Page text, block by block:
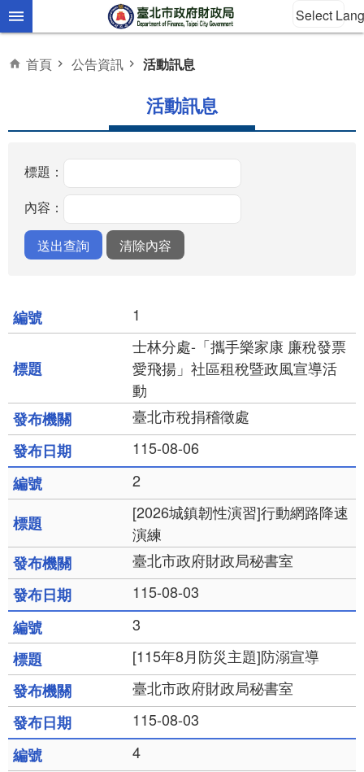
跳到主要內容區塊 Select
首頁 公告資訊 活動訊息
活動訊息
標題：
內容：
1
士林分處-「攜手樂家康 廉稅發票
愛飛揚」社區租稅暨政風宣導活
動
臺北市稅捐稽徵處
115-08-06
2
[2026城鎮韌性演習]行動網路降速
演練
臺北市政府財政局秘書室
115-08-03
3
[115年8月防災主題]防溺宣導
臺北市政府財政局秘書室
115-08-03
4